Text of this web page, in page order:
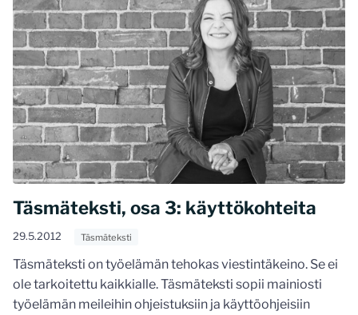
Täsmäteksti, osa 3: käyttökohteita
29.5.2012 Täsmäteksti
Täsmäteksti on työelämän tehokas viestintäkeino. Se ei
ole tarkoitettu kaikkialle. Täsmäteksti sopii mainiosti
työelämän meileihin ohjeistuksiin ja käyttöohjeisiin